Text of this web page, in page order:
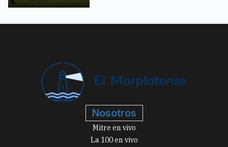
Nosotros
Mitre en vivo
La 100 en vivo